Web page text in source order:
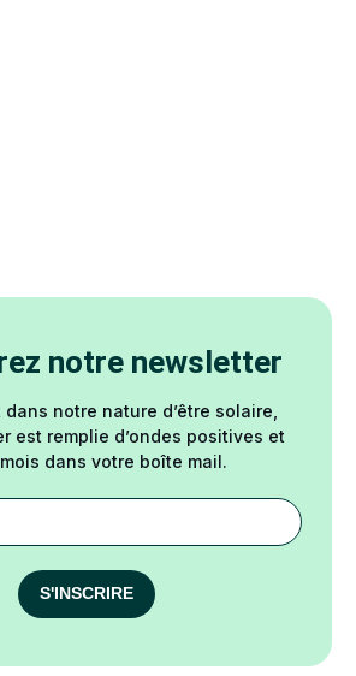
notre newsletter
dans notre nature d’être solaire,
est remplie d’ondes positives et
dans votre boîte mail.
S'INSCRIRE